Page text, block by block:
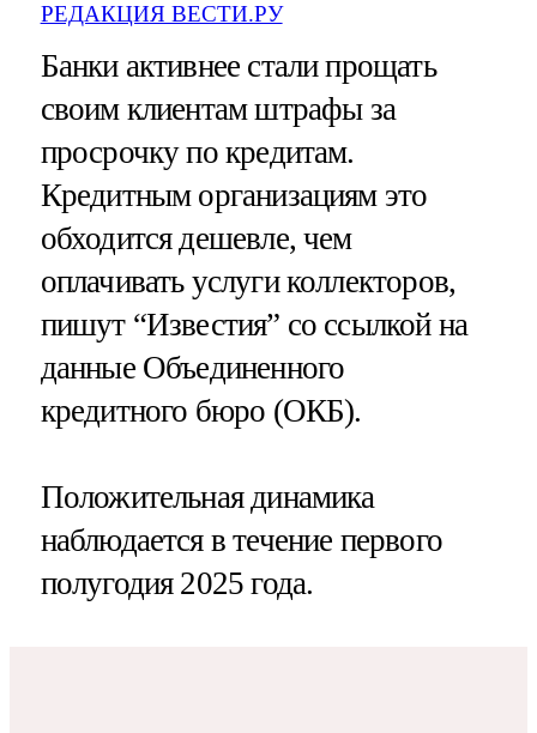
РЕДАКЦИЯ ВЕСТИ.РУ
Банки активнее стали прощать
своим клиентам штрафы за
просрочку по кредитам.
Кредитным организациям это
обходится дешевле, чем
оплачивать услуги коллекторов,
пишут “Известия” со ссылкой на
данные Объединенного
кредитного бюро (ОКБ).
Положительная динамика
наблюдается в течение первого
полугодия 2025 года.